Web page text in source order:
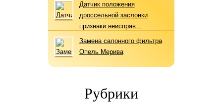
Датчик положения
дроссельной заслонки
признаки неисправ...
Замена салонного фильтра
Опель Мерива
Рубрики